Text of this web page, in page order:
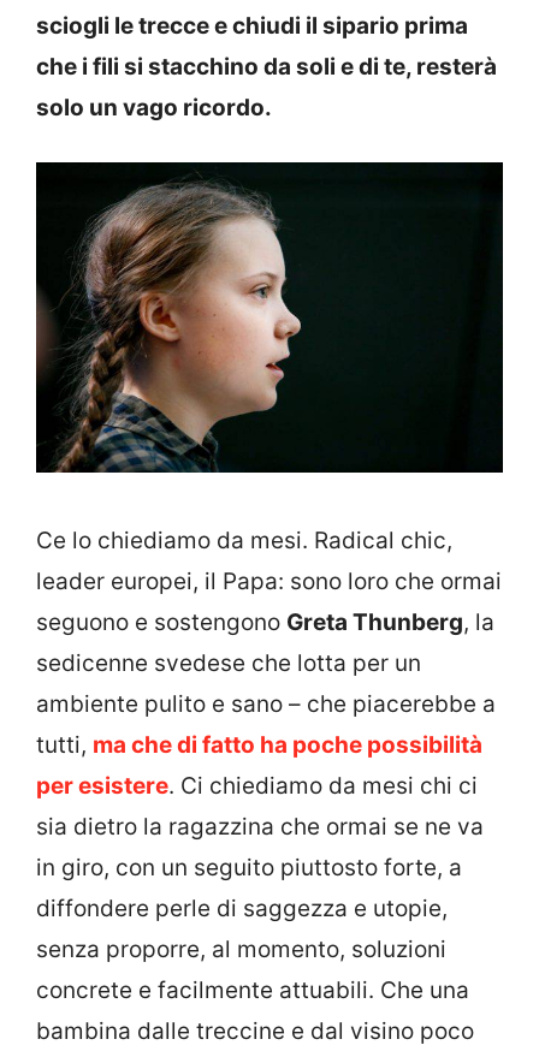
sciogli le trecce e chiudi il sipario prima
che i fili si stacchino da soli e di te, resterà
solo un vago ricordo.
Ce lo chiediamo da mesi. Radical chic,
leader europei, il Papa: sono loro che ormai
seguono e sostengono Greta Thunberg, la
sedicenne svedese che lotta per un
ambiente pulito e sano – che piacerebbe a
tutti, ma che di fatto ha poche possibilità
per esistere. Ci chiediamo da mesi chi ci
sia dietro la ragazzina che ormai se ne va
in giro, con un seguito piuttosto forte, a
diffondere perle di saggezza e utopie,
senza proporre, al momento, soluzioni
concrete e facilmente attuabili. Che una
bambina dalle treccine e dal visino poco